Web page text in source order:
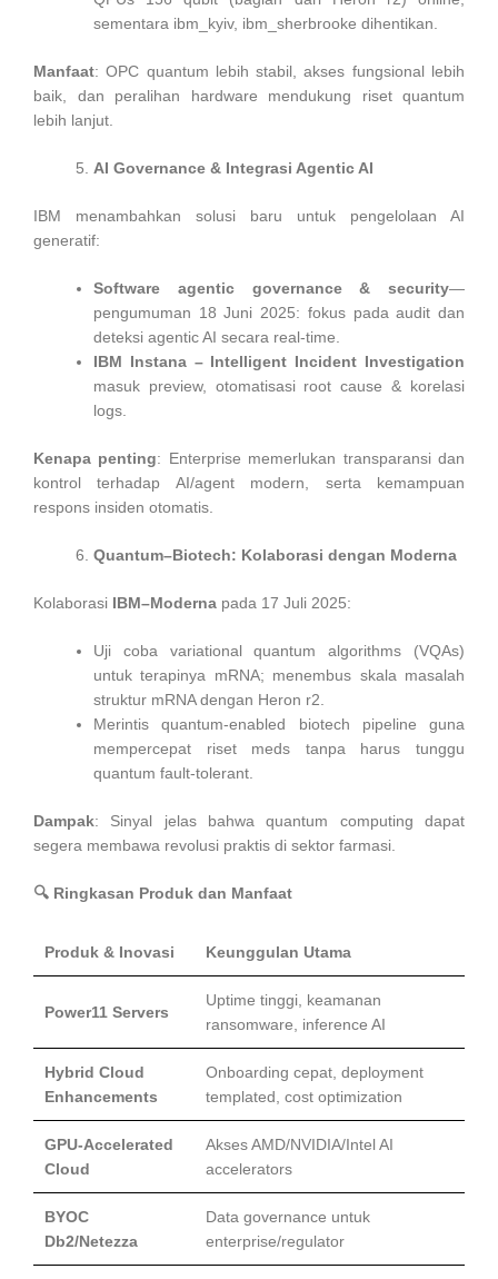
sementara ibm_kyiv, ibm_sherbrooke dihentikan.
Manfaat: OPC quantum lebih stabil, akses fungsional lebih
baik, dan peralihan hardware mendukung riset quantum
lebih lanjut.
AI Governance & Integrasi Agentic AI
IBM menambahkan solusi baru untuk pengelolaan AI
generatif:
Software agentic governance & security—
pengumuman 18 Juni 2025: fokus pada audit dan
deteksi agentic AI secara real-time.
IBM Instana – Intelligent Incident Investigation
masuk preview, otomatisasi root cause & korelasi
logs.
Kenapa penting: Enterprise memerlukan transparansi dan
kontrol terhadap AI/agent modern, serta kemampuan
respons insiden otomatis.
Quantum–Biotech: Kolaborasi dengan Moderna
Kolaborasi IBM–Moderna pada 17 Juli 2025:
Uji coba variational quantum algorithms (VQAs)
untuk terapinya mRNA; menembus skala masalah
struktur mRNA dengan Heron r2.
Merintis quantum-enabled biotech pipeline guna
mempercepat riset meds tanpa harus tunggu
quantum fault‑tolerant.
Dampak: Sinyal jelas bahwa quantum computing dapat
segera membawa revolusi praktis di sektor farmasi.
🔍 Ringkasan Produk dan Manfaat
Produk & Inovasi Keunggulan Utama
Power11 Servers
Uptime tinggi, keamanan
ransomware, inference AI
Hybrid Cloud
Enhancements
Onboarding cepat, deployment
templated, cost optimization
GPU‑Accelerated
Cloud
Akses AMD/NVIDIA/Intel AI
accelerators
BYOC
Db2/Netezza
Data governance untuk
enterprise/regulator